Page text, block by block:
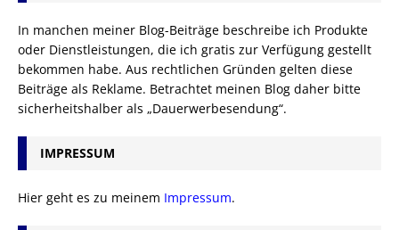
In manchen meiner Blog-Beiträge beschreibe ich Produkte
oder Dienstleistungen, die ich gratis zur Verfügung gestellt
bekommen habe. Aus rechtlichen Gründen gelten diese
Beiträge als Reklame. Betrachtet meinen Blog daher bitte
sicherheitshalber als „Dauerwerbesendung“.
IMPRESSUM
Hier geht es zu meinem Impressum.